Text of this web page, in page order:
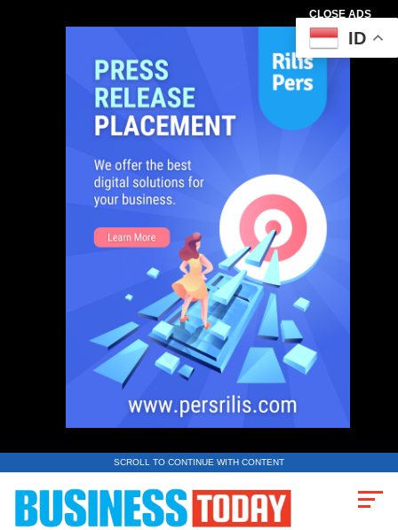
CLOSE ADS
SCROLL TO CONTINUE WITH CONTENT
ID